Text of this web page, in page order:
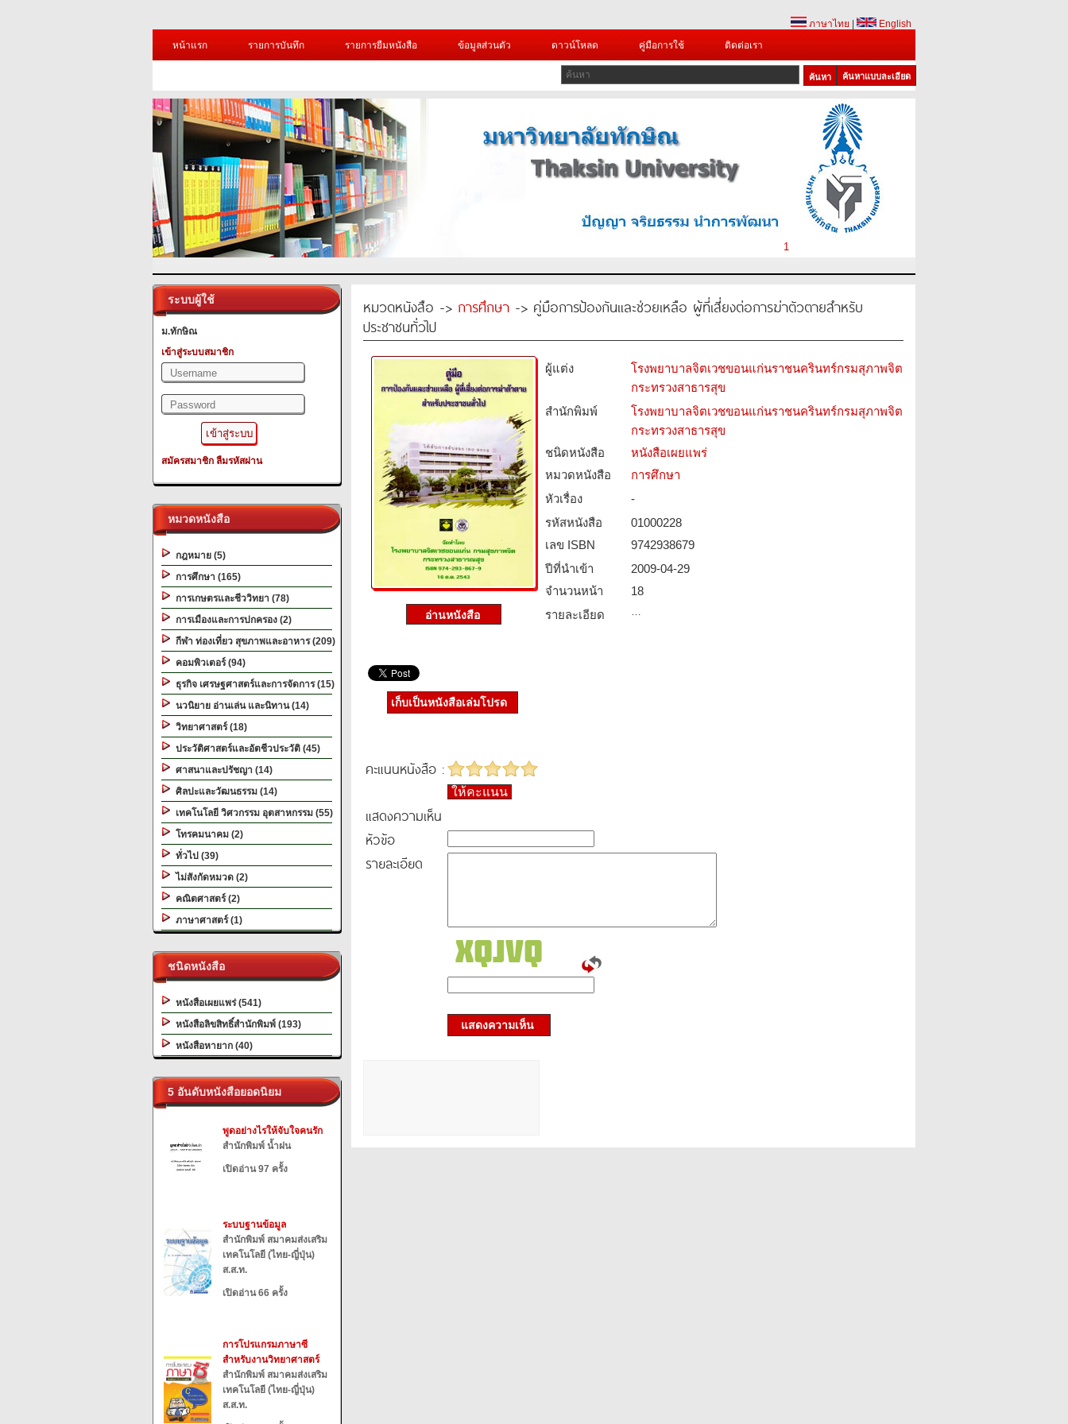
ภาษาไทย
English
หน้าแรก
รายการบันทึก รายการยืมหนังสือ ข้อมูลส่วนตัว ดาวน์โหลด คู่มือการใช้ ติดต่อเรา
ค้นหาแบบละเอียด
1
ระบบผู้ใช้
ม.ทักษิณ
เข้าสู่ระบบสมาชิก
สมัครสมาชิก ลืมรหัสผ่าน
หมวดหนังสือ
กฎหมาย (5)
การศึกษา (165)
การเกษตรและชีววิทยา (78)
การเมืองและการปกครอง (2)
กีฬา ท่องเที่ยว สุขภาพและอาหาร (209)
คอมพิวเตอร์ (94)
ธุรกิจ เศรษฐศาสตร์และการจัดการ (15)
นวนิยาย อ่านเล่น และนิทาน (14)
วิทยาศาสตร์ (18)
ประวัติศาสตร์และอัตชีวประวัติ (45)
ศาสนาและปรัชญา (14)
ศิลปะและวัฒนธรรม (14)
เทคโนโลยี วิศวกรรม อุตสาหกรรม (55)
โทรคมนาคม (2)
ทั่วไป (39)
ไม่สังกัดหมวด (2)
คณิตศาสตร์ (2)
ภาษาศาสตร์ (1)
ชนิดหนังสือ
หนังสือเผยแพร่ (541)
หนังสือลิขสิทธิ์สำนักพิมพ์ (193)
หนังสือหายาก (40)
5 อันดับหนังสือยอดนิยม
พูดอย่างไรให้จับใจคนรัก
สำนักพิมพ์ น้ำฝน
เปิดอ่าน 97 ครั้ง
ระบบฐานข้อมูล
สำนักพิมพ์ สมาคมส่งเสริม
เทคโนโลยี (ไทย-ญี่ปุ่น)
ส.ส.ท.
เปิดอ่าน 66 ครั้ง
การโปรแกรมภาษาซี
สำหรับงานวิทยาศาสตร์
สำนักพิมพ์ สมาคมส่งเสริม
เทคโนโลยี (ไทย-ญี่ปุ่น)
ส.ส.ท.
หมวดหนังสือ -> การศึกษา -> คู่มือการป้องกันและช่วยเหลือ ผู้ที่เสี่ยงต่อการฆ่าตัวตายสำหรับ
ประชาชนทั่วไป
ผู้แต่ง
โรงพยาบาลจิตเวชขอนแก่นราชนครินทร์กรมสุภาพจิต
กระทรวงสาธารสุข
สำนักพิมพ์
โรงพยาบาลจิตเวชขอนแก่นราชนครินทร์กรมสุภาพจิต
กระทรวงสาธารสุข
ชนิดหนังสือ­
หนังสือเผยแพร่
หมวดหนังสือ­
การศึกษา
หัวเรื่อง
-
รหัสหนังสือ­
01000228
เลข ISBN
9742938679
ปีที่นำเข้า
2009-04-29
จำนวนหน้า
18
รายละเอียด
…
เก็บเป็นหนังสือเล่มโปรด
คะแนนหนังสือ :
ให้คะแนน
แสดงความเห็น
หัวข้อ
รายละเอียด
แสดงความเห็น